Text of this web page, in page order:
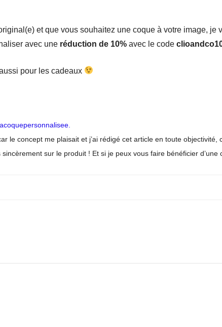
et que vous souhaitez une coque à votre image, je
avec une réduction de 10% avec le code
pour les cadeaux
le concept me plaisait et j’ai rédigé cet article en toute objectivité,
sur le produit ! Et si je peux vous faire bénéficier d’une